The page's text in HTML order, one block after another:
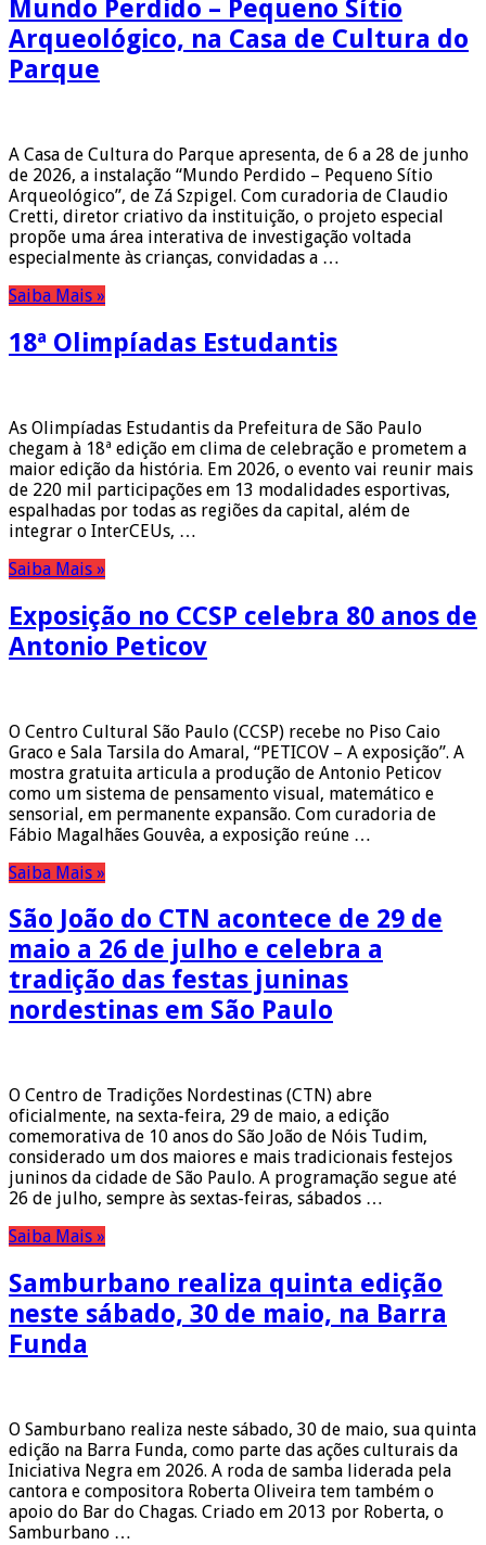
Mundo Perdido – Pequeno Sítio
Arqueológico, na Casa de Cultura do
Parque
A Casa de Cultura do Parque apresenta, de 6 a 28 de junho
de 2026, a instalação “Mundo Perdido – Pequeno Sítio
Arqueológico”, de Zá Szpigel. Com curadoria de Claudio
Cretti, diretor criativo da instituição, o projeto especial
propõe uma área interativa de investigação voltada
especialmente às crianças, convidadas a …
Saiba Mais »
18ª Olimpíadas Estudantis
As Olimpíadas Estudantis da Prefeitura de São Paulo
chegam à 18ª edição em clima de celebração e prometem a
maior edição da história. Em 2026, o evento vai reunir mais
de 220 mil participações em 13 modalidades esportivas,
espalhadas por todas as regiões da capital, além de
integrar o InterCEUs, …
Saiba Mais »
Exposição no CCSP celebra 80 anos de
Antonio Peticov
O Centro Cultural São Paulo (CCSP) recebe no Piso Caio
Graco e Sala Tarsila do Amaral, “PETICOV – A exposição”. A
mostra gratuita articula a produção de Antonio Peticov
como um sistema de pensamento visual, matemático e
sensorial, em permanente expansão. Com curadoria de
Fábio Magalhães Gouvêa, a exposição reúne …
Saiba Mais »
São João do CTN acontece de 29 de
maio a 26 de julho e celebra a
tradição das festas juninas
nordestinas em São Paulo
O Centro de Tradições Nordestinas (CTN) abre
oficialmente, na sexta-feira, 29 de maio, a edição
comemorativa de 10 anos do São João de Nóis Tudim,
considerado um dos maiores e mais tradicionais festejos
juninos da cidade de São Paulo. A programação segue até
26 de julho, sempre às sextas-feiras, sábados …
Saiba Mais »
Samburbano realiza quinta edição
neste sábado, 30 de maio, na Barra
Funda
O Samburbano realiza neste sábado, 30 de maio, sua quinta
edição na Barra Funda, como parte das ações culturais da
Iniciativa Negra em 2026. A roda de samba liderada pela
cantora e compositora Roberta Oliveira tem também o
apoio do Bar do Chagas. Criado em 2013 por Roberta, o
Samburbano …